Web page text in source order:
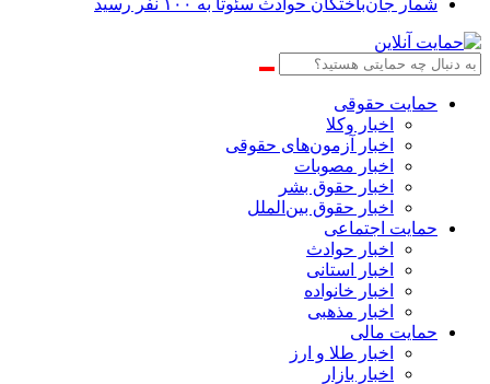
حمایت حقوقی
اخبار وکلا
اخبار آزمون‌های حقوقی
اخبار مصوبات
اخبار حقوق بشر
اخبار حقوق بین‌الملل
حمایت اجتماعی
اخبار حوادث
اخبار استانی
اخبار خانواده
اخبار مذهبی
حمایت مالی
اخبار طلا و ارز
اخبار بازار